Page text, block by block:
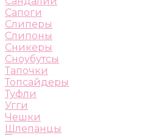
Сапоги
Слиперы
Слипоны
Сникеры
Сноубутсы
Тапочки
Топсайдеры
Туфли
Угги
Чешки
Шлепанцы